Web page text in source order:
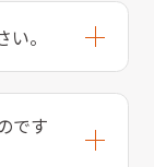
。
です